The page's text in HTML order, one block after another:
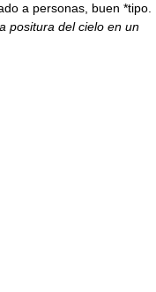
a personas, buen *tipo.
positura del cielo en un